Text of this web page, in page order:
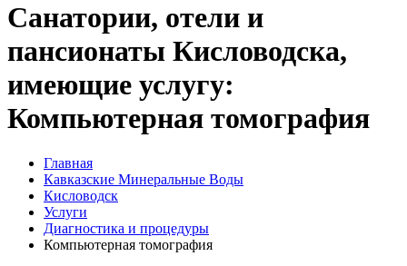
Санатории, отели и
пансионаты Кисловодска,
имеющие услугу:
Компьютерная томография
Главная
Кавказские Минеральные Воды
Кисловодск
Услуги
Диагностика и процедуры
Компьютерная томография